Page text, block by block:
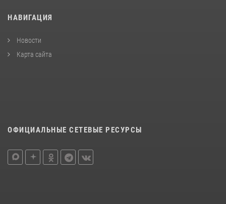
НАВИГАЦИЯ
Новости
Карта сайта
ОФИЦИАЛЬНЫЕ СЕТЕВЫЕ РЕСУРСЫ